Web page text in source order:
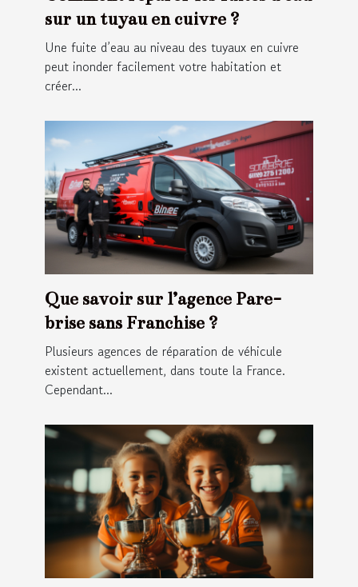
sur un tuyau en cuivre ?
Une fuite d’eau au niveau des tuyaux en cuivre
peut inonder facilement votre habitation et
créer...
Que savoir sur l’agence Pare-
brise sans Franchise ?
Plusieurs agences de réparation de véhicule
existent actuellement, dans toute la France.
Cependant...